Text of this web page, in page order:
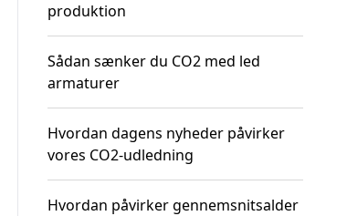
produktion
Sådan sænker du CO2 med led
armaturer
Hvordan dagens nyheder påvirker
vores CO2-udledning
Hvordan påvirker gennemsnitsalder